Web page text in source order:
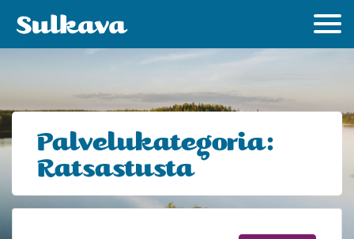
Palvelukategoria:
Ratsastusta